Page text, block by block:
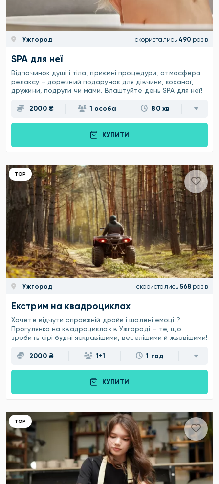
Ужгород скористались 490 разів
SPA для неї
Відпочинок душі і тіла, приємні процедури, атмосфера
релаксу – доречний подарунок для дівчини, коханої,
дружини, подруги чи мами. Влаштуйте день SPA для неї!
2000 ₴ 1 особа 80 хв
КУПИТИ
ТОР
Ужгород скористались 568 разів
Екстрим на квадроциклах
Хочете відчути справжній драйв і шалені емоції?
Прогулянка на квадроциклах в Ужгороді — те, що
зробить сірі будні яскравішими, веселішими й жвавішими!
2000 ₴ 1+1 1 год
КУПИТИ
ТОР